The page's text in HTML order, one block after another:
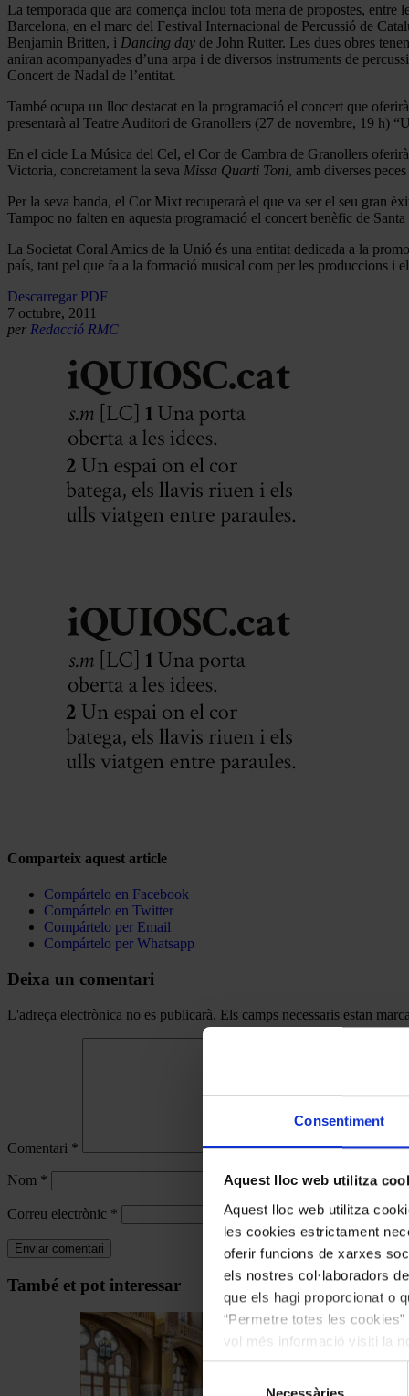
Consentiment
Aquest lloc web utilitza
Aquest lloc web utilitza
les cookies estrictament
oferir funcions de xarxes
els nostres col·laboradors
que els hagi proporcionat o
“Permetre totes les
vol més informació visiti la
les cookies en qualsevol
Necessàries
La temporada que ara comença inclou tota mena de propostes,
Barcelona, en el marc del Festival Internacional de Percussió de
Benjamin Britten, i Dancing day de John Rutter. Les dues obres
aniran acompanyades d’una arpa i de diversos instruments de
Concert de Nadal de l’entitat.
També ocupa un lloc destacat en la programació el concert que
presentarà al Teatre Auditori de Granollers (27 de novembre, 19 h)
En el cicle La Música del Cel, el Cor de Cambra de Granollers
Victoria, concretament la seva Missa Quarti Toni, amb diverses
Per la seva banda, el Cor Mixt recuperarà el que va ser el seu gran
Tampoc no falten en aquesta programació el concert benèfic de
La Societat Coral Amics de la Unió és una entitat dedicada a la
país, tant pel que fa a la formació musical com per les produccions i
Descarregar PDF
7 octubre, 2011
per Redacció RMC
Comparteix aquest article
Compártelo en Facebook
Compártelo en Twitter
Compártelo per Email
Compártelo per Whatsapp
Deixa un comentari
L'adreça electrònica no es publicarà. Els camps necessaris estan
Comentari *
Nom *
Correu electrònic *
Navegar
També et pot interessar